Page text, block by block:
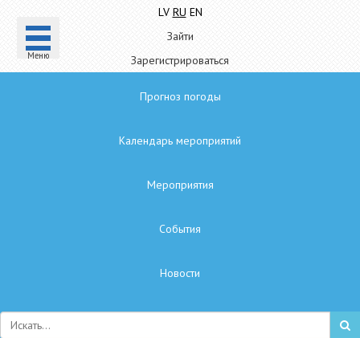
Mеню
LV RU EN
Зайти
Зарегистрироваться
Прогноз погоды
Календарь мероприятий
Мероприятия
Cобытия
Hовости